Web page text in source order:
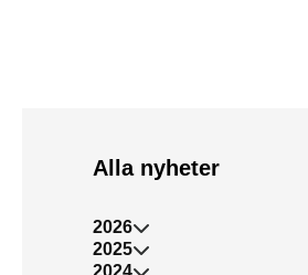
Alla nyheter
2026
2025
2024